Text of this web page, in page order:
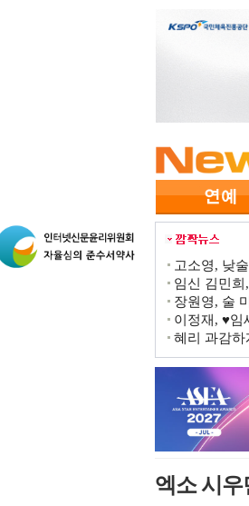
고소영, 낮
임신 김민
장원영, 술
이정재, ♥임
혜리 과감하
엑소 시